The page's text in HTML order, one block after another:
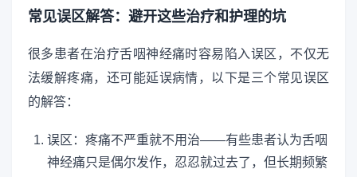
常见误区解答：避开这些治疗和护理的坑
很多患者在治疗舌咽神经痛时容易陷入误区，不仅无
法缓解疼痛，还可能延误病情，以下是三个常见误区
的解答：
误区：疼痛不严重就不用治——有些患者认为舌咽
神经痛只是偶尔发作，忍忍就过去了，但长期频繁